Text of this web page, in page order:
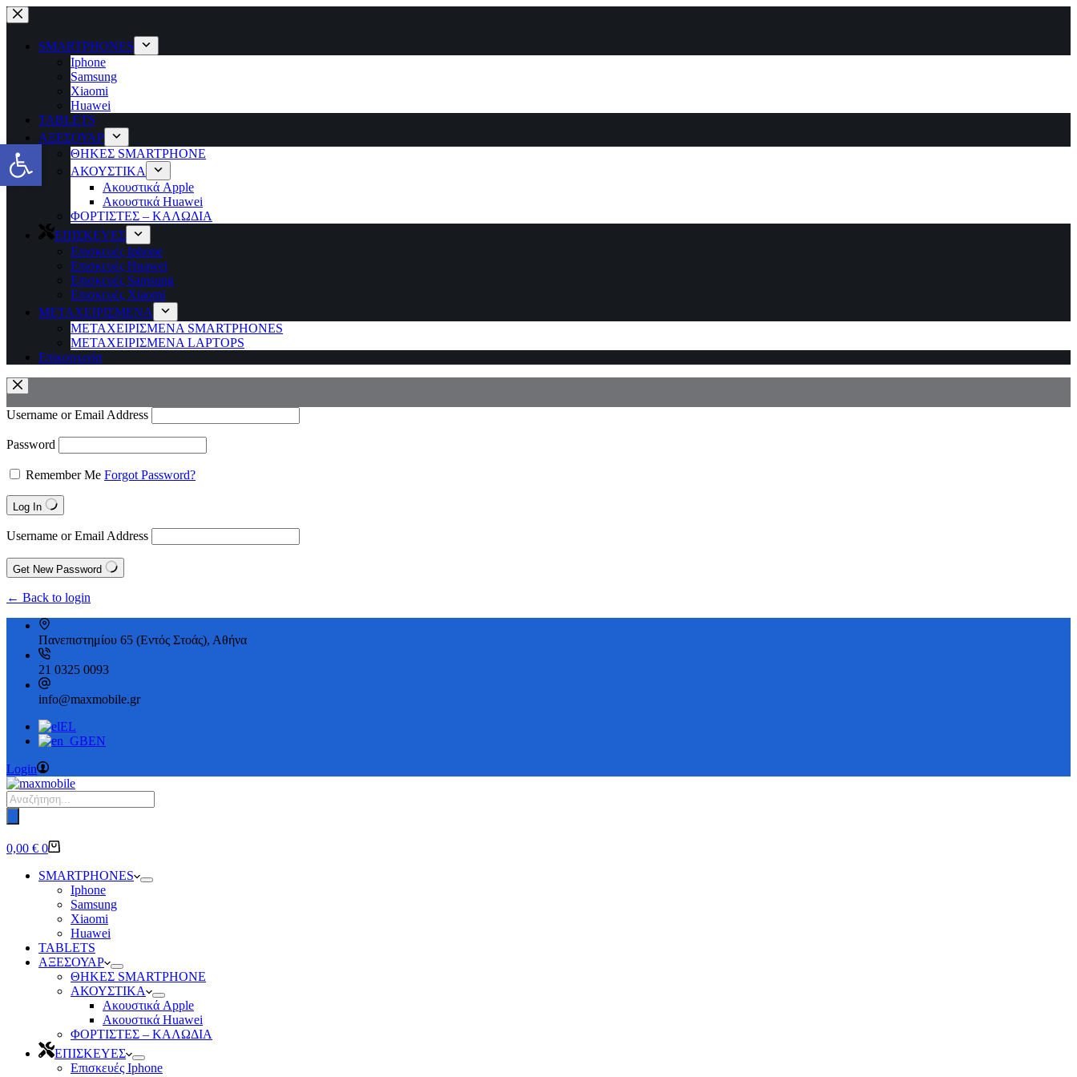
Μετάβαση
στο
περιεχόμενο
SMARTPHONES
Iphone
Samsung
Xiaomi
Huawei
TABLETS
ΑΞΕΣΟΥΑΡ
ΘΗΚΕΣ SMARTPHONE
ΑΚΟΥΣΤΙΚΑ
Ακουστικά Apple
Ακουστικά Huawei
ΦΟΡΤΙΣΤΕΣ – ΚΑΛΩΔΙΑ
ΕΠΙΣΚΕΥΕΣ
Επισκευές Iphone
Επισκευές Huawei
Επισκευές Samsung
Επισκευές Xiaomi
ΜΕΤΑΧΕΙΡΙΣΜΕΝΑ
ΜΕΤΑΧΕΙΡΙΣΜΕΝΑ SMARTPHONES
ΜΕΤΑΧΕΙΡΙΣΜΕΝΑ LAPTOPS
Επικοινωνία
Username or Email Address
Password
Remember Me Forgot Password?
Log In
Username or Email Address
Get New Password
← Back to login
Πανεπιστημίου 65 (Εντός Στοάς), Αθήνα
21 0325 0093
info@maxmobile.gr
EL
EN
Login
Products
search
Καλάθι
0,00 € 0
SMARTPHONES
Iphone
Samsung
Xiaomi
Huawei
TABLETS
ΑΞΕΣΟΥΑΡ
ΘΗΚΕΣ SMARTPHONE
ΑΚΟΥΣΤΙΚΑ
Ακουστικά Apple
Ακουστικά Huawei
ΦΟΡΤΙΣΤΕΣ – ΚΑΛΩΔΙΑ
ΕΠΙΣΚΕΥΕΣ
Επισκευές Iphone
Ανοίξτε τη γραμμή εργαλείων